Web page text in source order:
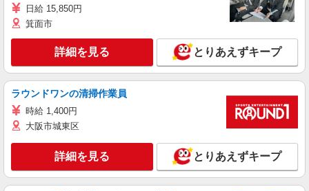
日給 15,850円
箕面市
詳細を見る とりあえずキープ
ラウンドワンの清掃作業員
時給 1,400円
大阪市城東区
詳細を見る とりあえずキープ